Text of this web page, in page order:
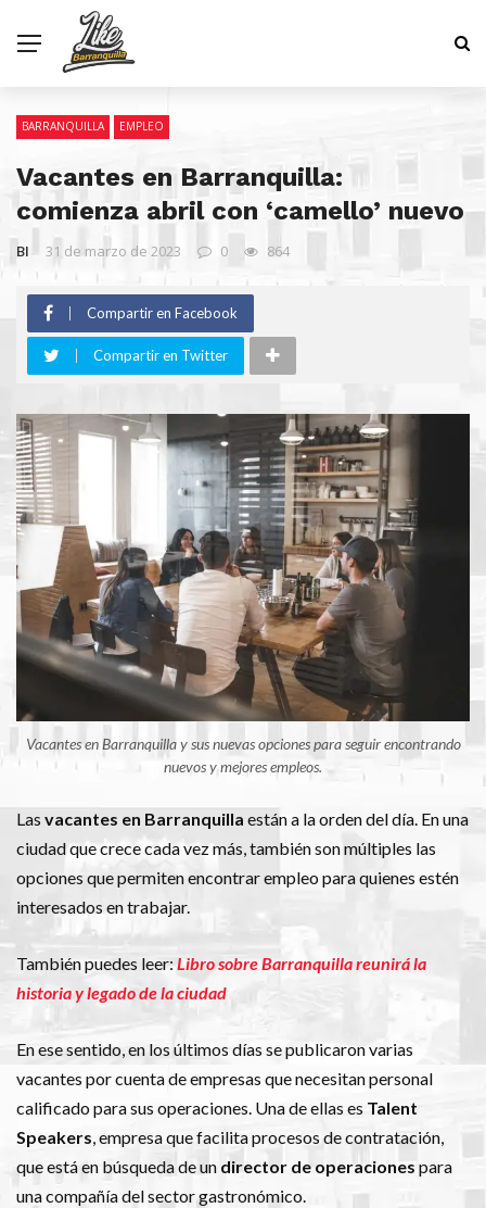
BARRANQUILLA EMPLEO
Vacantes en Barranquilla:
comienza abril con ‘camello’ nuevo
BI 31 de marzo de 2023 0 864
Compartir en Facebook
Compartir en Twitter
Vacantes en Barranquilla y sus nuevas opciones para seguir encontrando
nuevos y mejores empleos.
Las vacantes en Barranquilla están a la orden del día. En una
ciudad que crece cada vez más, también son múltiples las
opciones que permiten encontrar empleo para quienes estén
interesados en trabajar.
También puedes leer: Libro sobre Barranquilla reunirá la
historia y legado de la ciudad
En ese sentido, en los últimos días se publicaron varias
vacantes por cuenta de empresas que necesitan personal
calificado para sus operaciones. Una de ellas es Talent
Speakers, empresa que facilita procesos de contratación,
que está en búsqueda de un director de operaciones para
una compañía del sector gastronómico.